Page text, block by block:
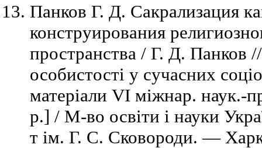
Панков Г. Д. Сакрализация
конструирования
пространства / Г. Д. Панков //
особистості у сучасних
матеріали VI міжнар. наук.-
р.] / М-во освіти і науки
т ім. Г. С. Сковороди. —